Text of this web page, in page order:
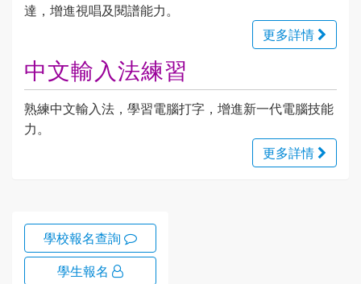
達，增進視唱及閱譜能力。
更多詳情
中文輸入法練習
熟練中文輸入法，學習電腦打字，增進新一代電腦技能
力。
更多詳情
學校報名查詢
學生報名